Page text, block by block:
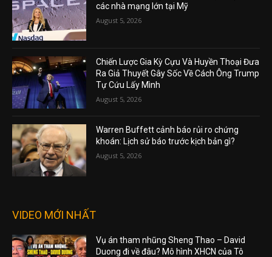
các nhà mạng lớn tại Mỹ
August 5, 2026
Chiến Lược Gia Kỳ Cựu Và Huyền Thoại Đưa
Ra Giả Thuyết Gây Sốc Về Cách Ông Trump
Tự Cứu Lấy Mình
August 5, 2026
Warren Buffett cảnh báo rủi ro chứng
khoán: Lịch sử báo trước kịch bản gì?
August 5, 2026
VIDEO MỚI NHẤT
Vụ án tham nhũng Sheng Thao – David
Duong đi về đâu? Mô hình XHCN của Tô